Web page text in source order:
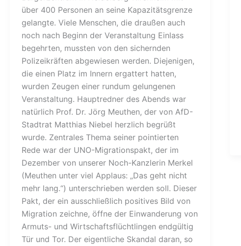
über 400 Personen an seine Kapazitätsgrenze
gelangte. Viele Menschen, die draußen auch
noch nach Beginn der Veranstaltung Einlass
begehrten, mussten von den sichernden
Polizeikräften abgewiesen werden. Diejenigen,
die einen Platz im Innern ergattert hatten,
wurden Zeugen einer rundum gelungenen
Veranstaltung. Hauptredner des Abends war
natürlich Prof. Dr. Jörg Meuthen, der von AfD-
Stadtrat Matthias Niebel herzlich begrüßt
wurde. Zentrales Thema seiner pointierten
Rede war der UNO-Migrationspakt, der im
Dezember von unserer Noch-Kanzlerin Merkel
(Meuthen unter viel Applaus: „Das geht nicht
mehr lang.“) unterschrieben werden soll. Dieser
Pakt, der ein ausschließlich positives Bild von
Migration zeichne, öffne der Einwanderung von
Armuts- und Wirtschaftsflüchtlingen endgültig
Tür und Tor. Der eigentliche Skandal daran, so